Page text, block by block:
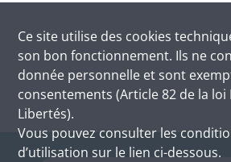
Ce site utilise des cookies
son bon fonctionnement. Ils ne
donnée personnelle et sont
consentements (Article 82 de la
Libertés).
Vous pouvez consulter les
d’utilisation sur le lien ci-dessous.